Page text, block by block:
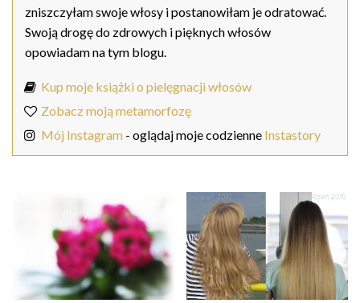
zniszczyłam swoje włosy i postanowiłam je odratować.
Swoją drogę do zdrowych i pięknych włosów
opowiadam na tym blogu.
Kup moje książki o pielęgnacji włosów
Zobacz moją metamorfozę
Mój Instagram - oglądaj moje codzienne Instastory